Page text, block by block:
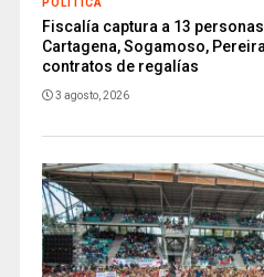
POLITICA
Fiscalía captura a 13
Cartagena, Sogamoso,
contratos de regalías
3 agosto, 2026